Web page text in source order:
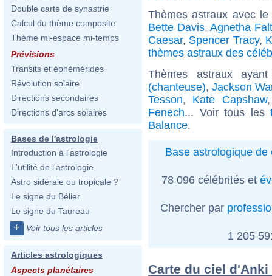
Double carte de synastrie
Calcul du thème composite
Thème mi-espace mi-temps
Prévisions
Transits et éphémérides
Révolution solaire
Directions secondaires
Directions d'arcs solaires
Bases de l'astrologie
Introduction à l'astrologie
L'utilité de l'astrologie
Astro sidérale ou tropicale ?
Le signe du Bélier
Le signe du Taureau
+ Voir tous les articles
Articles astrologiques
Aspects planétaires
Thèmes astraux avec
Bette Davis,Agnetha
Caesar, Spencer Tracy,
thèmes astraux des
Thèmes astraux
(chanteuse),Jackson
Tesson, Kate Capshaw
Fenech... Voir tous les
Balance.
Base astrologique de
78 096 célébrités et
Chercher par
1 205
Carte du ciel d'Anki